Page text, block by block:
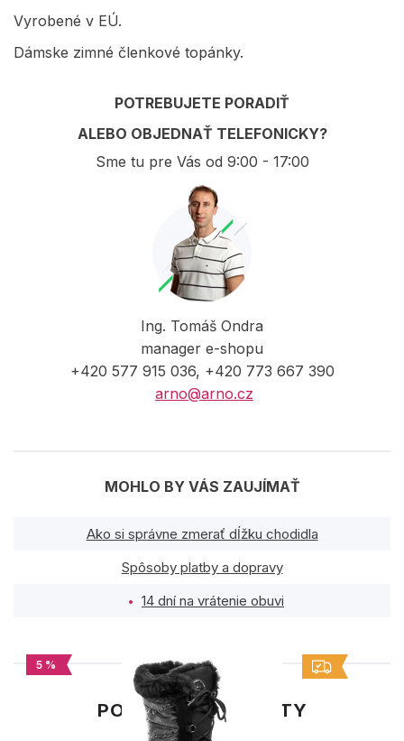
Vyrobené v EÚ.
Dámske zimné členkové topánky.
POTREBUJETE PORADIŤ
ALEBO OBJEDNAŤ TELEFONICKY?
Sme tu pre Vás od 9:00 - 17:00
Ing. Tomáš Ondra
manager e-shopu
+420 577 915 036, +420 773 667 390
arno@arno.cz
MOHLO BY VÁS ZAUJÍMAŤ
Ako si správne zmerať dĺžku chodidla
Spôsoby platby a dopravy
14 dní na vrátenie obuvi
PODOBNÉ PRODUKTY
5 %